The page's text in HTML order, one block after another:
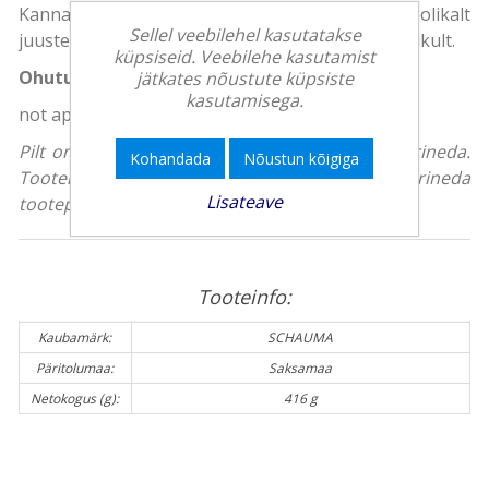
Kanna märgadele juustele ning masseeri hoolikalt
juustesse. Lase veidi aega mõjuda. Loputa korralikult.
Ohutus
not applicable
Pilt on illustreeriv, toote tegelik välimus võib erineda.
Tootekirjeldus on üldise iseloomuga ning võib erineda
tootepakendil olevast teabest.
Tooteinfo:
Kaubamärk:
SCHAUMA
Päritolumaa:
Saksamaa
Netokogus (g):
416 g
Sellel veebilehel kasutatakse
küpsiseid. Veebilehe kasutamist
jätkates nõustute küpsiste
kasutamisega.
Kohandada Nõustun kõigiga
Lisateave